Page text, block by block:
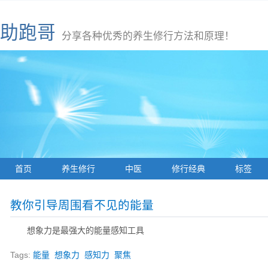
助跑哥 分享各种优秀的养生修行方法和原理！
首页 养生修行 中医 修行经典 标签
教你引导周围看不见的能量
想象力是最强大的能量感知工具
Tags: 能量 想象力 感知力 聚焦